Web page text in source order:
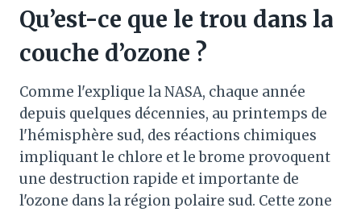
Qu’est-ce que le trou dans la
couche d’ozone ?
Comme l'explique la NASA, chaque année
depuis quelques décennies, au printemps de
l'hémisphère sud, des réactions chimiques
impliquant le chlore et le brome provoquent
une destruction rapide et importante de
l'ozone dans la région polaire sud. Cette zone